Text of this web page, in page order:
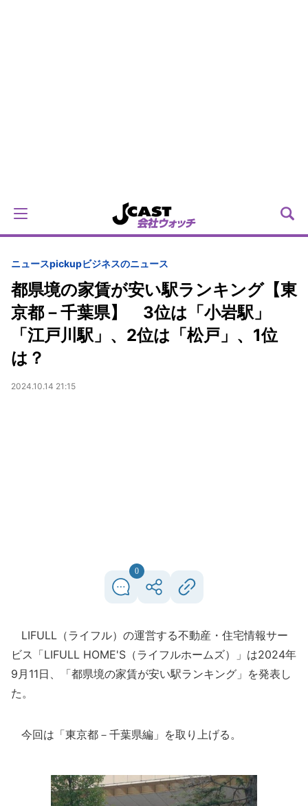
ニュースpickupビジネスのニュース
都県境の家賃が安い駅ランキング【東
京都－千葉県】 3位は「小岩駅」
「江戸川駅」、2位は「松戸」、1位
は？
2024.10.14 21:15
0
LIFULL（ライフル）の運営する不動産・住宅情報サー
ビス「LIFULL HOME'S（ライフルホームズ）」は2024年
9月11日、「都県境の家賃が安い駅ランキング」を発表し
た。
今回は「東京都－千葉県編」を取り上げる。